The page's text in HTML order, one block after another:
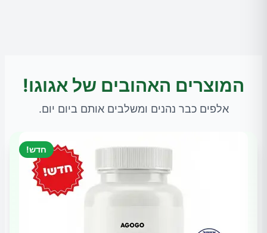
המוצרים האהובים של אגוגו!
אלפים כבר נהנים ומשלבים אותם ביום יום.
חדש!